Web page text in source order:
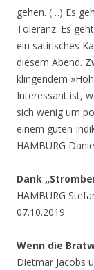
gehen. (…) Es
Toleranz. Es
ein satirisches
diesem Abend.
klingendem
Interessant ist,
sich wenig um
einem guten
HAMBURG
Dank
HAMBURG
07.10.2019
Wenn die
Dietmar Jacobs